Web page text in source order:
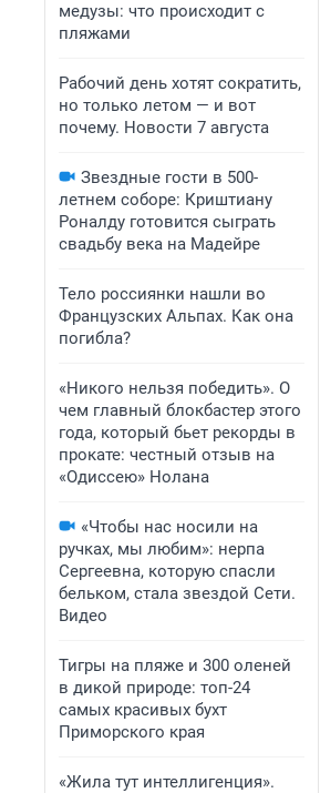
медузы: что происходит с
пляжами
Рабочий день хотят сократить,
но только летом — и вот
почему. Новости 7 августа
Звездные гости в 500-
летнем соборе: Криштиану
Роналду готовится сыграть
свадьбу века на Мадейре
Тело россиянки нашли во
Французских Альпах. Как она
погибла?
«Никого нельзя победить». О
чем главный блокбастер этого
года, который бьет рекорды в
прокате: честный отзыв на
«Одиссею» Нолана
«Чтобы нас носили на
ручках, мы любим»: нерпа
Сергеевна, которую спасли
бельком, стала звездой Сети.
Видео
Тигры на пляже и 300 оленей
в дикой природе: топ-24
самых красивых бухт
Приморского края
«Жила тут интеллигенция».